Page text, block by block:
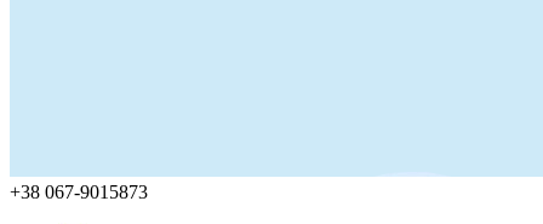
+38 067-9015873